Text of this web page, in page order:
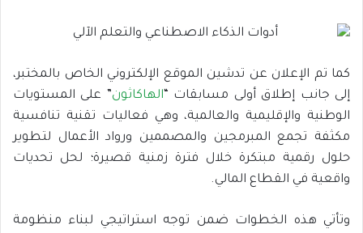
كما تم الإعلان عن تدشين الموقع الإلكتروني الخاص بالمختبر،
إلى جانب إطلاق أولى مسابقات “الهاكاثون” على المستويات
الوطنية والإقليمية والعالمية، وهي فعاليات تقنية تنافسية
مكثفة تجمع المبرمجين والمصممين ورواد الأعمال لتطوير
حلول رقمية مبتكرة خلال فترة زمنية قصيرة؛ لحل تحديات
واقعية في القطاع المالي.
وتأتي هذه الخطوات ضمن توجه استراتيجي لبناء منظومة